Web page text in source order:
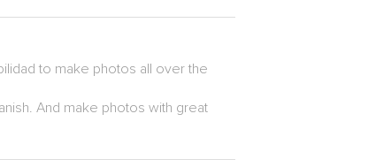
to make photos all over the
And make photos with great